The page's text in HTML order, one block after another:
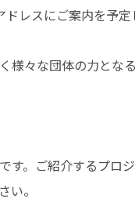
レスにご案内を予定
様々な団体の力とな
す。ご紹介するプロ
い。